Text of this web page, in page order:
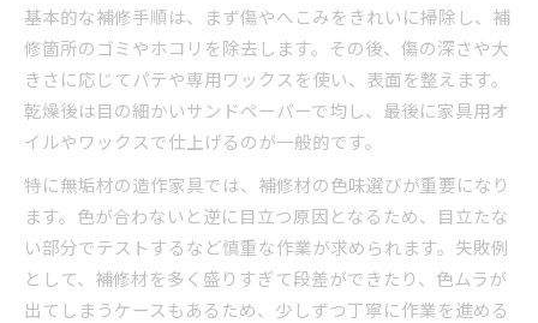
理想の造作家具を実現する打ち合わせの注意点
造作家具の傷対策も意識した設計ポイント
無垢材の家具も安心の日常ケアと補修ポイント
無垢材造作家具の日常的な傷予防ケア方法
無垢材家具の痕跡を目立たせない工夫と対策
アイロン補修法で造作家具のへこみを改善
サンドペーパーとオイルで仕上げる補修術
DIY補修で造作家具の傷を目立たせない工夫
基本的な補修手順は、まず傷やへこみをきれいに掃除し、補
修箇所のゴミやホコリを除去します。その後、傷の深さや大
きさに応じてパテや専用ワックスを使い、表面を整えます。
乾燥後は目の細かいサンドペーパーで均し、最後に家具用オ
イルやワックスで仕上げるのが一般的です。
特に無垢材の造作家具では、補修材の色味選びが重要になり
ます。色が合わないと逆に目立つ原因となるため、目立たな
い部分でテストするなど慎重な作業が求められます。失敗例
として、補修材を多く盛りすぎて段差ができたり、色ムラが
出てしまうケースもあるため、少しずつ丁寧に作業を進める